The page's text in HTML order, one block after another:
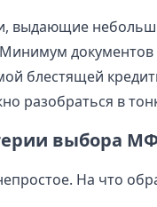
выдающие
Минимум
блестящей
разобраться в
выбора
На что